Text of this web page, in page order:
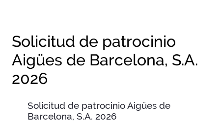
Solicitud de patrocinio
Aigües de Barcelona, S.A.
2026
Solicitud de patrocinio Aigües de
Barcelona, S.A. 2026